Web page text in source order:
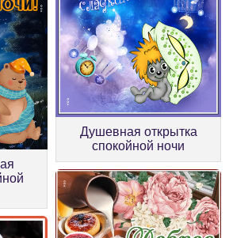
Душевная открытка
спокойной ночи